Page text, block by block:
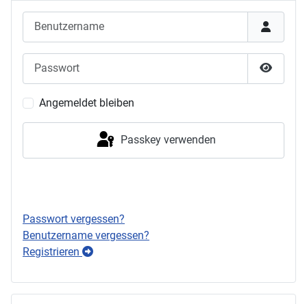
Passwort
Angemeldet bleiben
Passkey verwenden
Passwort vergessen?
Benutzername vergessen?
Registrieren